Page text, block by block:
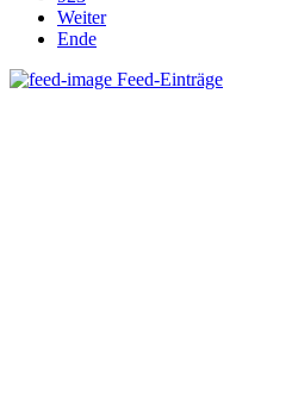
Weiter
Ende
Feed-Einträge